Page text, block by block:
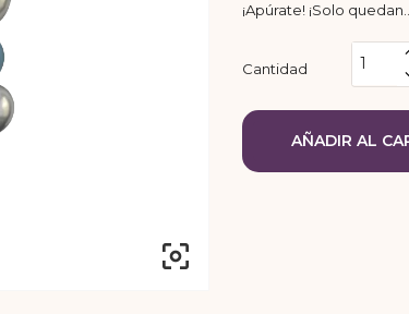

¡Apúrate! ¡Solo quedan…
Cantidad
AÑADIR AL